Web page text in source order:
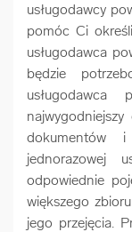
usługodawcy
pomóc Ci
usługodawca
będzie
usługodawca
dokumentów i
jednorazowej
odpowiednie
większego
jego przejęcia.